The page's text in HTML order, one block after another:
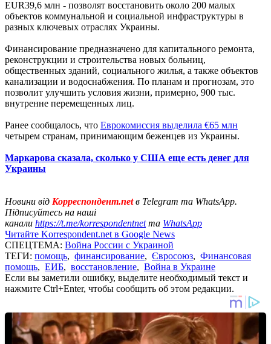
EUR39,6 млн - позволят восстановить около 200 малых
объектов коммунальной и социальной инфраструктуры в
разных ключевых отраслях Украины.
Финансирование предназначено для капитального ремонта,
реконструкции и строительства новых больниц,
общественных зданий, социального жилья, а также объектов
канализации и водоснабжения. По планам и прогнозам, это
позволит улучшить условия жизни, примерно, 900 тыс.
внутренне перемещенных лиц.
Ранее сообщалось, что Еврокомиссия выделила €65 млн
четырем странам, принимающим беженцев из Украины.
Маркарова сказала, сколько у США еще есть денег для
Украины
Новини від Корреспондент.netв Telegram та WhatsApp.
Підписуйтесь на наші
канали https://t.me/korrespondentnetта WhatsApp
Читайте Korrespondent.net в Google News
СПЕЦТЕМА: Война России с Украиной
ТЕГИ: помощь, финансирование, Євросоюз, Финансовая
помощь, ЕИБ, восстановление, Война в Украине
Если вы заметили ошибку, выделите необходимый текст и
нажмите Ctrl+Enter, чтобы сообщить об этом редакции.